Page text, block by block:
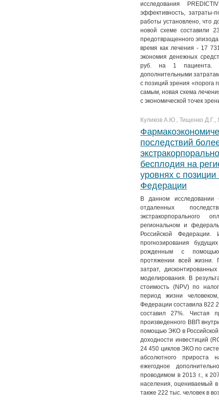
исследования
эффективность, затраты-
работы установлено, что
новой схеме составили
предотвращенного
время как лечения - 17
экономия денежных
руб. на 1 пациента.
дополнительными
с позиций зрения «порога
самым, новая схема
с экономической точек
Куликов А.Ю., Тищенко Д.Г.,
последствий
бесплодия на
уровнях с
Федерации
В данном исследовании
отдаленных
экстракорпорального
региональном и
Российской Федерации.
прогнозирования
рожденным с помощью
протяжении всей жизни.
затрат,
моделирования. В
стоимость (NPV) по
период жизни
Федерации составила 822
составил 27%. Чистая
произведенного ВВП
помощью ЭКО в
доходности инвестиций
24 450 циклов ЭКО по
абсолютного прироста
ежегодное
проводимом в 2013 г., к
населения, оцениваемый
также 222 тыс. человек в